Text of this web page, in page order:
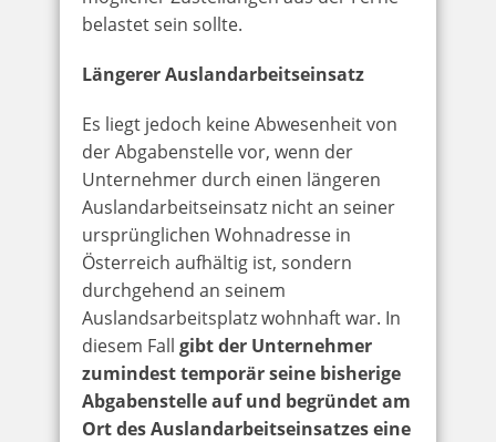
belastet sein sollte.
Längerer Auslandarbeitseinsatz
Es liegt jedoch keine Abwesenheit von
der Abgabenstelle vor, wenn der
Unternehmer durch einen längeren
Auslandarbeitseinsatz nicht an seiner
ursprünglichen Wohnadresse in
Österreich aufhältig ist, sondern
durchgehend an seinem
Auslandsarbeitsplatz wohnhaft war. In
diesem Fall gibt der Unternehmer
zumindest temporär seine bisherige
Abgabenstelle auf und begründet am
Ort des Auslandarbeitseinsatzes eine